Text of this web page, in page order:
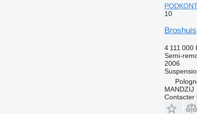
10
4 111 000
Semi-
2006
MANDZIJ
Contacter